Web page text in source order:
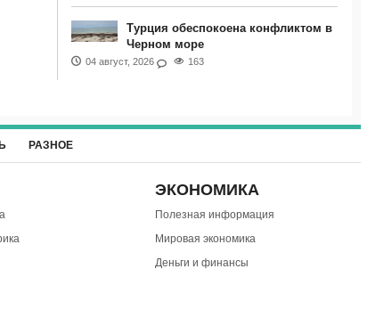
Турция обеспокоена конфликтом в
Черном море
04 август, 2026 163
РАЗНОЕ
ЭКОНОМИКА
Полезная информация
Мировая экономика
Деньги и финансы